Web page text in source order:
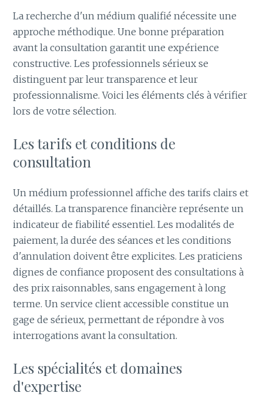
La recherche d'un médium qualifié nécessite une
approche méthodique. Une bonne préparation
avant la consultation garantit une expérience
constructive. Les professionnels sérieux se
distinguent par leur transparence et leur
professionnalisme. Voici les éléments clés à vérifier
lors de votre sélection.
Les tarifs et conditions de
consultation
Un médium professionnel affiche des tarifs clairs et
détaillés. La transparence financière représente un
indicateur de fiabilité essentiel. Les modalités de
paiement, la durée des séances et les conditions
d'annulation doivent être explicites. Les praticiens
dignes de confiance proposent des consultations à
des prix raisonnables, sans engagement à long
terme. Un service client accessible constitue un
gage de sérieux, permettant de répondre à vos
interrogations avant la consultation.
Les spécialités et domaines
d'expertise